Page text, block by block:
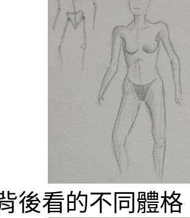
後看的不同體格